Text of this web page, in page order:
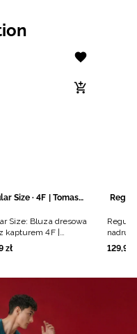
Regular Size · 4F | Tomasz Fornal
Size: Bluza dresowa
kapturem 4F |
Fornal - szara
zł
Fornal
129,99